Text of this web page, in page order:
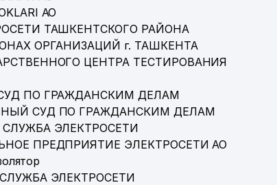
АО
ТАШКЕНТСКОГО РАЙОНА
ОРГАНИЗАЦИЙ г. ТАШКЕНТА
ЦЕНТРА ТЕСТИРОВАНИЯ
ПО ГРАЖДАНСКИМ ДЕЛАМ
СУД ПО ГРАЖДАНСКИМ ДЕЛАМ
ЭЛЕКТРОСЕТИ
ПРЕДПРИЯТИЕ ЭЛЕКТРОСЕТИ АО
ЭЛЕКТРОСЕТИ